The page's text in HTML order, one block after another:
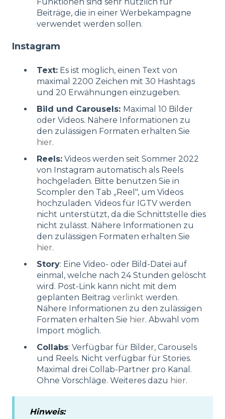
Beiträge, die in einer Werbekampagne
verwendet werden sollen.
Instagram
Text: Es ist möglich, einen Text von
maximal 2200 Zeichen mit 30 Hashtags
und 20 Erwähnungen einzugeben.
Bild und Carousels: Maximal 10 Bilder
oder Videos. Nähere Informationen zu
den zulässigen Formaten erhalten Sie
hier.
Reels: Videos werden seit Sommer 2022
von Instagram automatisch als Reels
hochgeladen. Bitte benutzen Sie in
Scompler den Tab „Reel", um Videos
hochzuladen. Videos für IGTV werden
nicht unterstützt, da die Schnittstelle dies
nicht zulässt. Nähere Informationen zu
den zulässigen Formaten erhalten Sie
hier.
Story: Eine Video- oder Bild-Datei auf
einmal, welche nach 24 Stunden gelöscht
wird. Post-Link kann nicht mit dem
geplanten Beitrag verlinkt werden.
Nähere Informationen zu den zulässigen
Formaten erhalten Sie hier. Abwahl vom
Import möglich.
Collabs: Verfügbar für Bilder, Carousels
und Reels. Nicht verfügbar für Stories.
Maximal drei Collab-Partner pro Kanal.
Ohne Vorschläge. Weiteres dazu hier.
Hinweis: